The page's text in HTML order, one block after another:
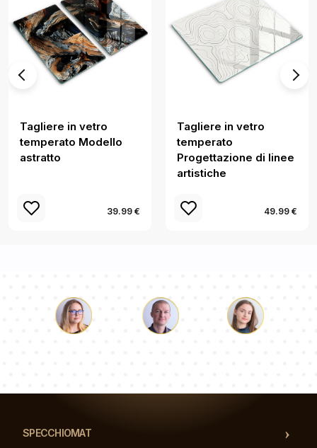
Tagliere in vetro
temperato Modello
astratto
39.99 €
Tagliere in vetro
temperato
Progettazione di linee
artistiche
49.99 €
SPECCHIOMAT